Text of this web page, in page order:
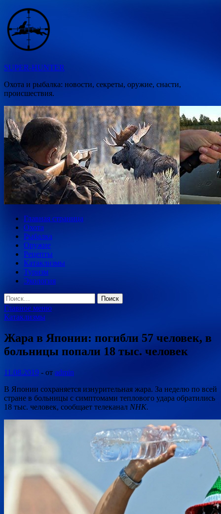
Перейти
содержимому
SUPER-HUNTER
Охота и рыбалка: новости, секреты, оружие, снасти,
происшествия.
Главная страница
Охота
Рыбалка
Оружие
Рецепты
Катаклизмы
Туризм
Экология
Найти:
Главное меню
Катаклизмы
Жара в Японии: погибли 57 человек, в
больницы попали 18 тыс. человек
11.08.2019 - от admin
В Японии сохраняется изнурительная жара. За неделю по всей
стране в больницы с симптомами теплового удара обратились
18 тыс. человек, сообщает телеканал NHK.